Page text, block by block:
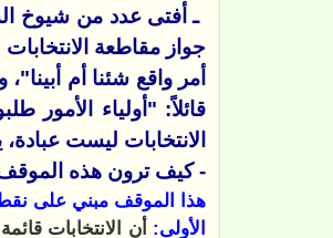
ـ أفتى عدد من شيوخ
جواز مقاطعة
أمر واقع شئنا أم
قائلاً: "أولياء الأمور
الانتخابات ليست
- كيف ترون هذه
هذا الموقف مبني على
الأولى: أن الانتخابات